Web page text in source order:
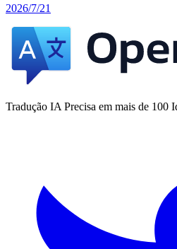
2026/7/21
Tradução IA Precisa em mais de 100